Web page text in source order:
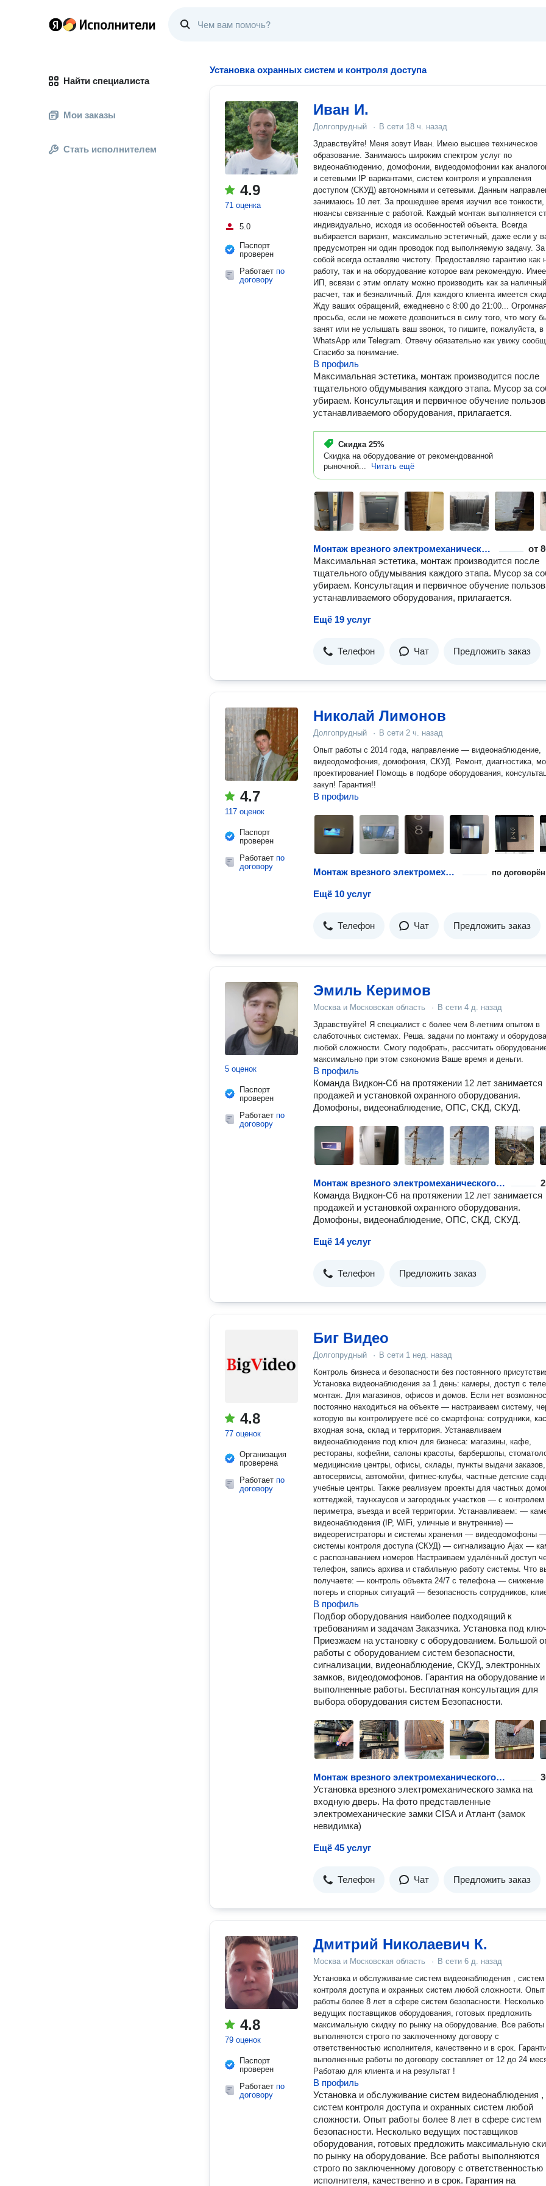
Найти специалиста
Мои заказы
Стать исполнителем
Установка охранных систем и контроля доступа
4.9
71 оценка
5.0
Паспорт
проверен
Работает по
договору
Иван И.
Долгопрудный · В сети 18 ч. назад
Здравствуйте! Меня зовут Иван. Имею высшее техническое
образование. Занимаюсь широким спектром услуг по
видеонаблюдению, домофонии, видеодомофонии как
и сетевыми IP вариантами, систем контроля и управления
доступом (СКУД) автономными и сетевыми. Данным
занимаюсь 10 лет. За прошедшее время изучил все тонкости,
нюансы связанные с работой. Каждый монтаж выполняется
индивидуально, исходя из особенностей объекта. Всегда
выбирается вариант, максимально эстетичный, даже если у
предусмотрен ни один проводок под выполняемую задачу. За
собой всегда оставляю чистоту. Предоставляю гарантию как
работу, так и на оборудование которое вам рекомендую.
ИП, всвязи с этим оплату можно производить как за наличный
расчет, так и безналичный. Для каждого клиента имеется
Жду ваших обращений, ежедневно с 8:00 до 21:00...
просьба, если не можете дозвониться в силу того, что могу
занят или не услышать ваш звонок, то пишите, пожалуйста, в
WhatsApp или Telegram. Отвечу обязательно как увижу
Спасибо за понимание.
В профиль
Максимальная эстетика, монтаж производится после
тщательного обдумывания каждого этапа. Мусор за
убираем. Консультация и первичное обучение
устанавливаемого оборудования, прилагается.
Скидка 25%
Скидка на оборудование от рекомендованной
рыночной...
Читать ещё
Монтаж врезного электромеханического замка от
Максимальная эстетика, монтаж производится после
тщательного обдумывания каждого этапа. Мусор за
убираем. Консультация и первичное обучение
устанавливаемого оборудования, прилагается.
Ещё 19 услуг
Телефон Чат Предложить заказ
4.7
117 оценок
Паспорт
проверен
Работает по
договору
Николай Лимонов
Долгопрудный · В сети 2 ч. назад
Опыт работы с 2014 года, направление — видеонаблюдение,
видеодомофония, домофония, СКУД. Ремонт, диагностика, монтаж,
проектирование! Помощь в подборе оборудования,
закуп! Гарантия!!
В профиль
Монтаж врезного электромеханического замка по
Ещё 10 услуг
Телефон Чат Предложить заказ
5 оценок
Паспорт
проверен
Работает по
договору
Эмиль Керимов
Москва и Московская область · В сети 4 д. назад
Здравствуйте! Я специалист с более чем 8-летним опытом в
слаботочных системах. Реша. задачи по монтажу и оборудованию
любой сложности. Смогу подобрать, рассчитать
максимально при этом сэкономив Ваше время и деньги.
В профиль
Команда Видкон-Сб на протяжении 12 лет занимается
продажей и установкой охранного оборудования.
Домофоны, видеонаблюдение, ОПС, СКД, СКУД.
Монтаж врезного электромеханического замка
Команда Видкон-Сб на протяжении 12 лет занимается
продажей и установкой охранного оборудования.
Домофоны, видеонаблюдение, ОПС, СКД, СКУД.
Ещё 14 услуг
Телефон Предложить заказ
4.8
77 оценок
Организация
проверена
Работает по
договору
Биг Видео
Долгопрудный · В сети 1 нед. назад
Контроль бизнеса и безопасности без постоянного
Установка видеонаблюдения за 1 день: камеры, доступ с
монтаж. Для магазинов, офисов и домов. Если нет возможности
постоянно находиться на объекте — настраиваем систему,
которую вы контролируете всё со смартфона: сотрудники,
входная зона, склад и территория. Устанавливаем
видеонаблюдение под ключ для бизнеса: магазины, кафе,
рестораны, кофейни, салоны красоты, барбершопы,
медицинские центры, офисы, склады, пункты выдачи заказов,
автосервисы, автомойки, фитнес-клубы, частные детские
учебные центры. Также реализуем проекты для частных домов,
коттеджей, таунхаусов и загородных участков — с контролем
периметра, въезда и всей территории. Устанавливаем: — камеры
видеонаблюдения (IP, WiFi, уличные и внутренние) —
видеорегистраторы и системы хранения — видеодомофоны
системы контроля доступа (СКУД) — сигнализацию Ajax —
с распознаванием номеров Настраиваем удалённый доступ через
телефон, запись архива и стабильную работу системы. Что вы
получаете: — контроль объекта 24/7 с телефона — снижение
потерь и спорных ситуаций — безопасность сотрудников,
и имущества — готовую систему под ключ Наши преимущества: —
установка в течение 1 дня — опыт более 11 лет — подбор
под задачу и бюджет Работаем официально: — договор и
закрывающие документы — наличный и безналичный расчёт
гарантия на оборудование и монтаж — техническая поддержка
после установки
В профиль
Подбор оборудования наиболее подходящий к
требованиям и задачам Заказчика. Установка под
Приезжаем на установку с оборудованием. Большой
работы с оборудованием систем безопасности,
сигнализации, видеонаблюдение, СКУД, электронных
замков, видеодомофонов. Гарантия на оборудование и
выполненные работы. Бесплатная консультация для
выбора оборудования систем Безопасности.
Монтаж врезного электромеханического замка
Установка врезного электромеханического замка на
входную дверь. На фото представленные
электромеханические замки CISA и Атлант (замок
невидимка)
Ещё 45 услуг
Телефон Чат Предложить заказ
4.8
79 оценок
Паспорт
проверен
Работает по
договору
Дмитрий Николаевич К.
Москва и Московская область · В сети 6 д. назад
Установка и обслуживание систем видеонаблюдения , систем
контроля доступа и охранных систем любой сложности. Опыт
работы более 8 лет в сфере систем безопасности. Несколько
ведущих поставщиков оборудования, готовых предложить
максимальную скидку по рынку на оборудование. Все работы
выполняются строго по заключенному договору с
ответственностью исполнителя, качественно и в срок.
выполненные работы по договору составляет от 12 до 24
Работаю для клиента и на результат !
В профиль
Установка и обслуживание систем видеонаблюдения ,
систем контроля доступа и охранных систем любой
сложности. Опыт работы более 8 лет в сфере систем
безопасности. Несколько ведущих поставщиков
оборудования, готовых предложить максимальную
по рынку на оборудование. Все работы выполняются
строго по заключенному договору с ответственностью
исполнителя, качественно и в срок. Гарантия на